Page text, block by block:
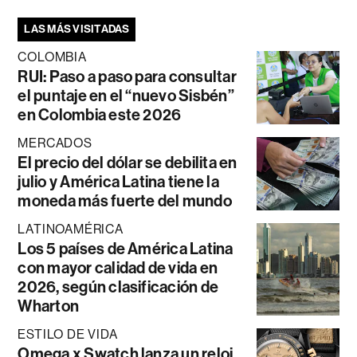
LAS MÁS VISITADAS
COLOMBIA
RUI: Paso a paso para consultar
el puntaje en el “nuevo Sisbén”
en Colombia este 2026
MERCADOS
El precio del dólar se debilita en
julio y América Latina tiene la
moneda más fuerte del mundo
LATINOAMÉRICA
Los 5 países de América Latina
con mayor calidad de vida en
2026, según clasificación de
Wharton
ESTILO DE VIDA